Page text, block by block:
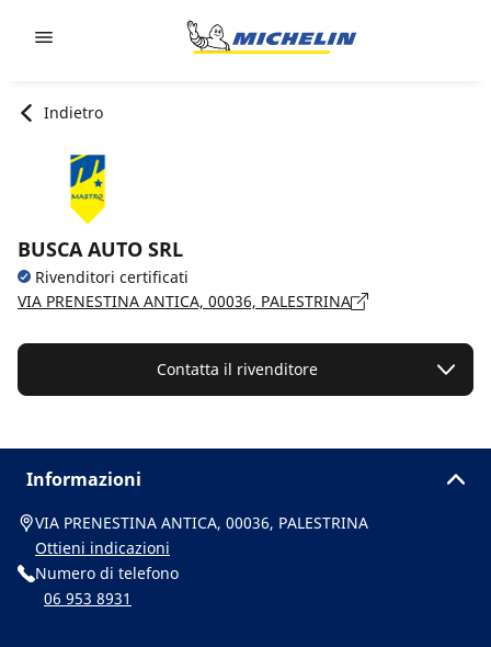
Indietro
BUSCA AUTO SRL
Rivenditori certificati
VIA PRENESTINA ANTICA, 00036, PALESTRINA
Contatta il rivenditore
Informazioni
VIA PRENESTINA ANTICA, 00036, PALESTRINA
Ottieni indicazioni
Numero di telefono
06 953 8931